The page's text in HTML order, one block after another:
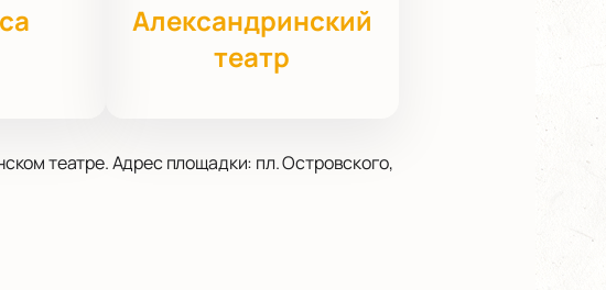
Александринский
театр
театре. Адрес площадки: пл. Островского,
яркое впечатление благодаря